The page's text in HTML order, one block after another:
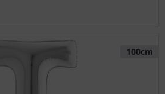
100cm